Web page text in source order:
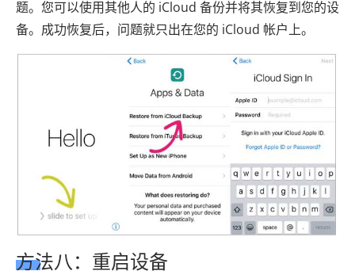
题。您可以使用其他人的 iCloud 备份并将其恢复到您的设
备。成功恢复后，问题就只出在您的 iCloud 帐户上。
方法八：重启设备